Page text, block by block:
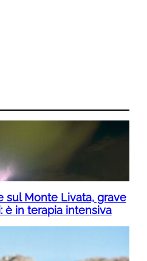
sul Monte Livata, grave
è in terapia intensiva